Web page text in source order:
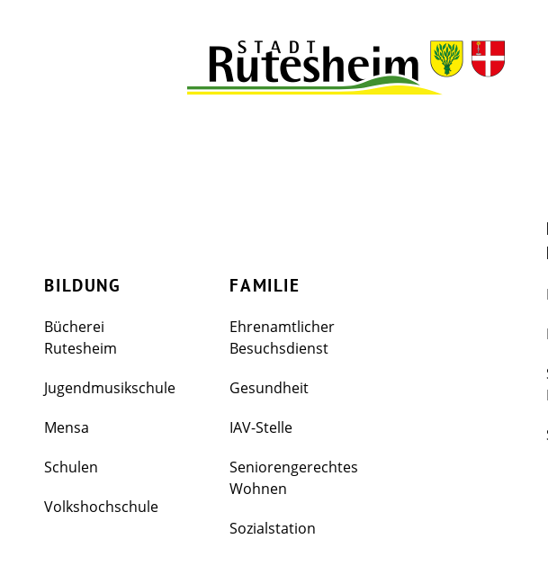
FAMILIE
BILDUNG
BILDUNG
Bücherei
Rutesheim
Jugendmusikschule
Mensa
Schulen
Volkshochschule
FAMILIE
Ehrenamtlicher
Besuchsdienst
Gesundheit
IAV-Stelle
Seniorengerechtes
Wohnen
Sozialstation